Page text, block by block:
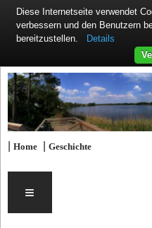
|Home |Geschichte
≡
Diese Internetseite verwendet
verbessern und den Benutzern
bereitzustellen.
Details